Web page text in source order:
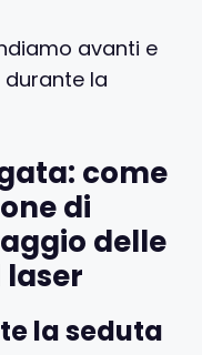
avanti e
la
come
di
delle
la seduta